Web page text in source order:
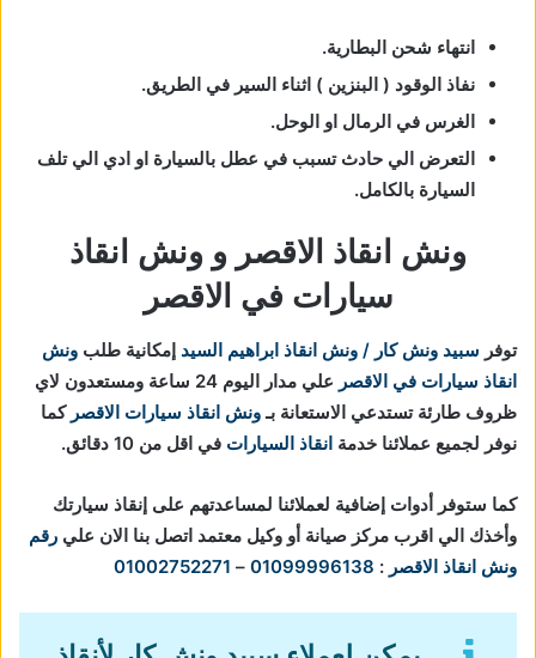
انتهاء شحن البطارية.
نفاذ الوقود ( البنزين ) اثناء السير في الطريق.
الغرس في الرمال او الوحل.
التعرض الي حادث تسبب في عطل بالسيارة او ادي الي تلف
السيارة بالكامل.
ونش انقاذ الاقصر و ونش انقاذ
سيارات في الاقصر
توفر سبيد ونش كار / ونش انقاذ ابراهيم السيد إمكانية طلب ونش
انقاذ سيارات في الاقصر
علي مدار اليوم 24 ساعة ومستعدون لاي
ظروف طارئة تستدعي الاستعانة بـونش انقاذ سيارات الاقصر كما
نوفر لجميع عملائنا خدمة انقاذ السيارات في اقل من 10 دقائق.
كما ستوفر أدوات إضافية لعملائنا لمساعدتهم على إنقاذ سيارتك
وأخذك الي اقرب مركز صيانة أو وكيل معتمد اتصل بنا الان علي رقم
ونش انقاذ الاقصر :
01099996138
–
01002752271